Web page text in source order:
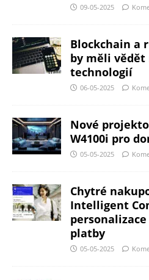
09-05-2025
Blockchain a
by měli
technologií
06-05-2025
Nové
W4100i pro
05-05-2025
Chytré
Intelligent
personalizace
platby
05-05-2025